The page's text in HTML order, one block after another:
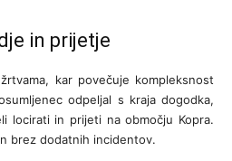
in prijetje
kar povečuje kompleksnost
odpeljal s kraja dogodka,
locirati in prijeti na območju Kopra.
brez dodatnih incidentov.